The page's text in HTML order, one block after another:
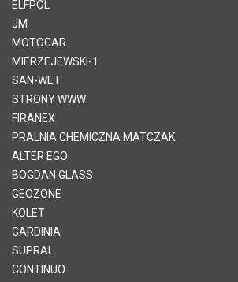
ELFPOL
JM
MOTOCAR
MIERZEJEWSKI-1
SAN-WET
STRONY WWW
FIRANEX
PRALNIA CHEMICZNA MATCZAK
ALTER EGO
BOGDAN GLASS
GEOZONE
KOLET
GARDINIA
SUPRAL
CONTINUO